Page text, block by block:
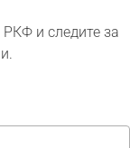
и следите за